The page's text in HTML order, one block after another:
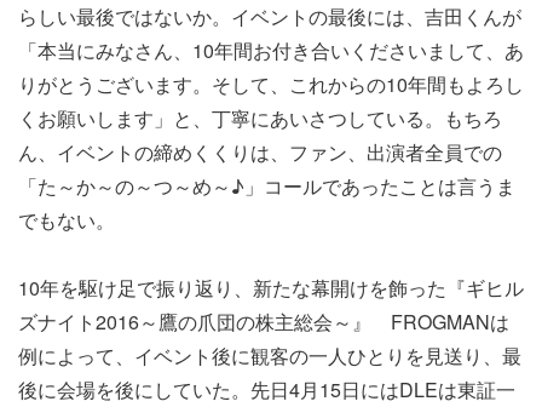
らしい最後ではないか。イベントの最後には、吉田くんが
「本当にみなさん、10年間お付き合いくださいまして、あ
りがとうございます。そして、これからの10年間もよろし
くお願いします」と、丁寧にあいさつしている。もちろ
ん、イベントの締めくくりは、ファン、出演者全員での
「た～か～の～つ～め～♪」コールであったことは言うま
でもない。
10年を駆け足で振り返り、新たな幕開けを飾った『ギヒル
ズナイト2016～鷹の爪団の株主総会～』 FROGMANは
例によって、イベント後に観客の一人ひとりを見送り、最
後に会場を後にしていた。先日4月15日にはDLEは東証一